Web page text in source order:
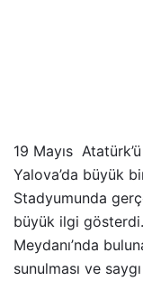
19 Mayıs
Yalova’da büyük
Stadyumunda
büyük ilgi
Meydanı’nda
sunulması ve